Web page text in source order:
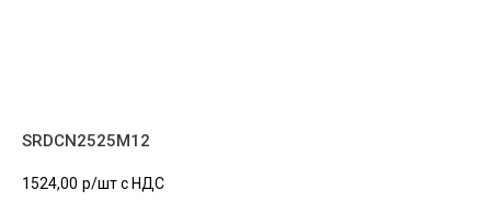
SRDCN2525M12
1524,00 р/шт c НДС